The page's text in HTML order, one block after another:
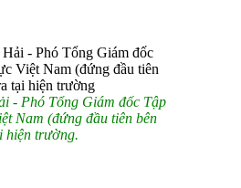
- Phó Tổng Giám đốc Tập
Nam (đứng đầu tiên bên
hiện trường.